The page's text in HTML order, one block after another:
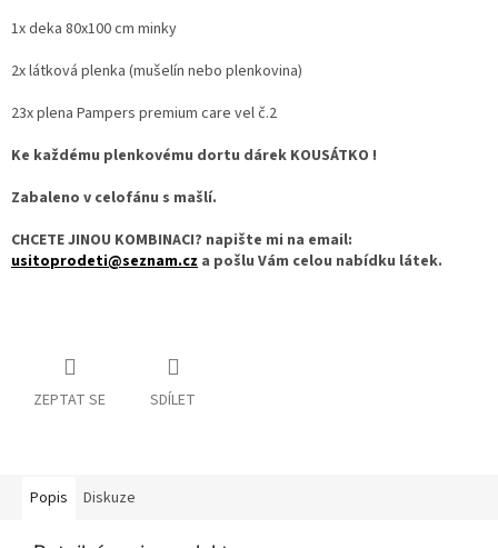
1x deka 80x100 cm minky
2x látková plenka (mušelín nebo plenkovina)
23x plena Pampers premium care vel č.2
Ke každému plenkovému dortu dárek KOUSÁTKO !
Zabaleno v celofánu s mašlí.
CHCETE JINOU KOMBINACI? napište mi na email:
usitoprodeti@seznam.cz a pošlu Vám celou nabídku látek.
ZEPTAT SE SDÍLET
Popis Diskuze